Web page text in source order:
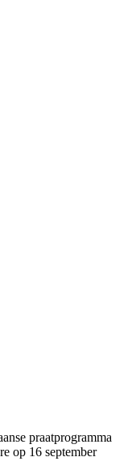
praatprogramma
op 16 september